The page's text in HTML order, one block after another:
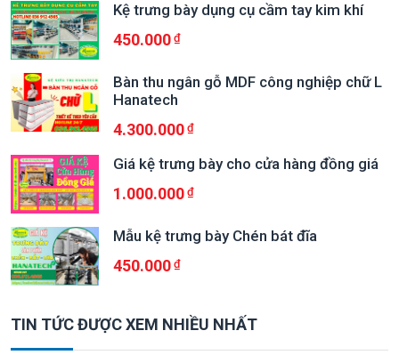
Kệ trưng bày dụng cụ cầm tay kim khí
450.000
Bàn thu ngân gỗ MDF công nghiệp chữ L
Hanatech
4.300.000
Giá kệ trưng bày cho cửa hàng đồng giá
1.000.000
Mẫu kệ trưng bày Chén bát đĩa
450.000
TIN TỨC ĐƯỢC XEM NHIỀU NHẤT